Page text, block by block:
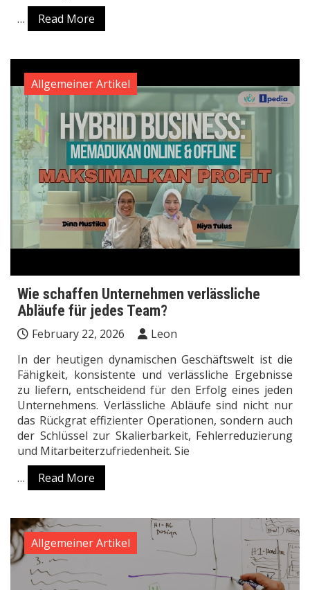
…
Read More
Allgemeiner Artikel
Wie schaffen Unternehmen verlässliche
Abläufe für jedes Team?
February 22, 2026
Leon
In der heutigen dynamischen Geschäftswelt ist die
Fähigkeit, konsistente und verlässliche Ergebnisse
zu liefern, entscheidend für den Erfolg eines jeden
Unternehmens. Verlässliche Abläufe sind nicht nur
das Rückgrat effizienter Operationen, sondern auch
der Schlüssel zur Skalierbarkeit, Fehlerreduzierung
und Mitarbeiterzufriedenheit. Sie
…
Read More
Allgemeiner Artikel